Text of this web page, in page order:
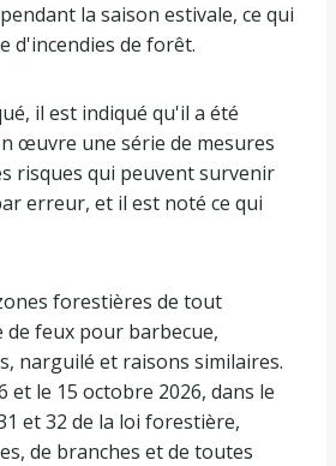
la saison estivale, ce qui
d'incendies de forêt.
il est indiqué qu'il a été
œuvre une série de mesures
risques qui peuvent survenir
erreur, et il est noté ce qui
forestières de tout
de feux pour barbecue,
narguilé et raisons similaires.
et le 15 octobre 2026, dans le
et 32 de la loi forestière,
de branches et de toutes